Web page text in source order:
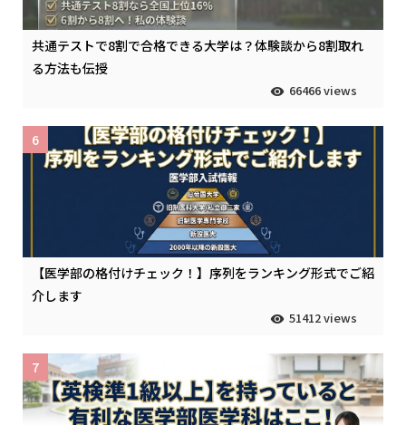
共通テストで8割で合格できる大学は？体験談から8割取れ
る方法も伝授
66466 views
【医学部の格付けチェック！】序列をランキング形式でご紹
介します
51412 views
6
7